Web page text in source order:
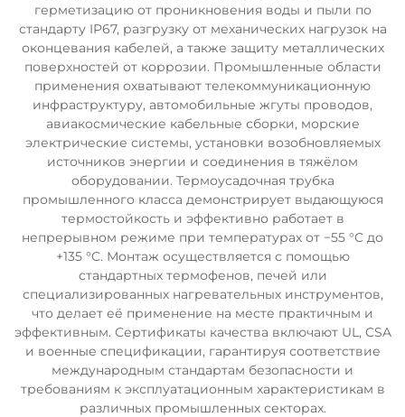
герметизацию от проникновения воды и пыли по
стандарту IP67, разгрузку от механических нагрузок на
оконцевания кабелей, а также защиту металлических
поверхностей от коррозии. Промышленные области
применения охватывают телекоммуникационную
инфраструктуру, автомобильные жгуты проводов,
авиакосмические кабельные сборки, морские
электрические системы, установки возобновляемых
источников энергии и соединения в тяжёлом
оборудовании. Термоусадочная трубка
промышленного класса демонстрирует выдающуюся
термостойкость и эффективно работает в
непрерывном режиме при температурах от −55 °C до
+135 °C. Монтаж осуществляется с помощью
стандартных термофенов, печей или
специализированных нагревательных инструментов,
что делает её применение на месте практичным и
эффективным. Сертификаты качества включают UL, CSA
и военные спецификации, гарантируя соответствие
международным стандартам безопасности и
требованиям к эксплуатационным характеристикам в
различных промышленных секторах.